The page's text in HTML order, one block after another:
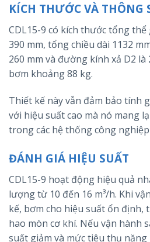
KÍCH THƯỚC VÀ THÔNG
CDL15-9 có kích thước tổng thể
390 mm, tổng chiều dài 1132
260 mm và đường kính xả D2
bơm khoảng 88 kg.
Thiết kế này vẫn đảm bảo tính
với hiệu suất cao mà nó mang
trong các hệ thống công
ĐÁNH GIÁ HIỆU SUẤT
CDL15-9 hoạt động hiệu quả
lượng từ 10 đến 16 m³/h. Khi
kế, bơm cho hiệu suất ổn định,
hao mòn cơ khí. Nếu vận hành
suất giảm và mức tiêu thụ